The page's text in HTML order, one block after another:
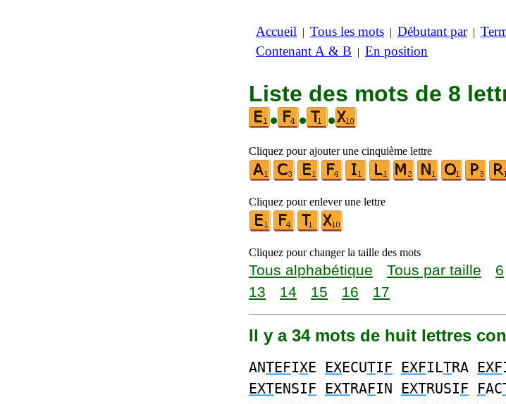
Accueil | Tous les mots | Débutant par|
Contenant A & B | En position
Liste des mots de 8
•
• •
Cliquez pour ajouter une cinquième lettre
Cliquez pour enlever une lettre
Cliquez pour changer la taille des mots
Tous alphabétique Tous par taille 6
13
14 15 16 17
Il y a 34 mots de huit lettres
ANTEFIXE EXECUTIF EXFILTRA EXF
EXTENSIF EXTRAFIN EXTRUSIF FAC